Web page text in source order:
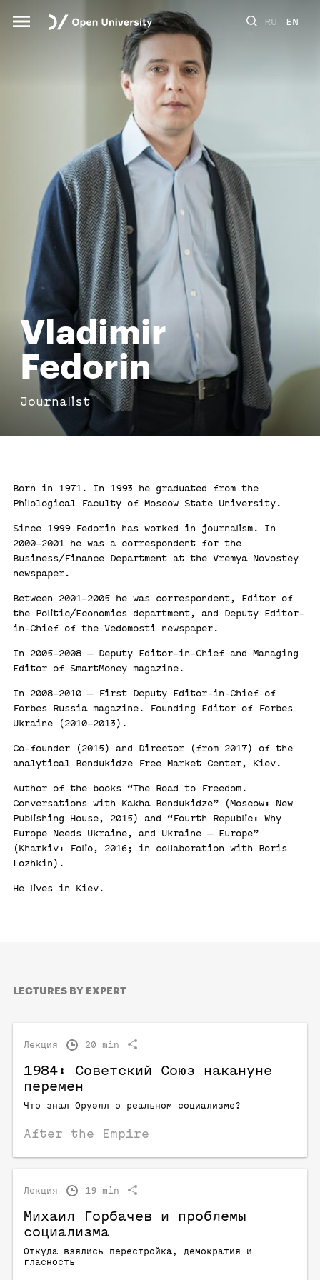
RU EN
Vladimir
Fedorin
Journalist
Born in 1971. In 1993 he graduated from the
Philological Faculty of Moscow State University.
Since 1999 Fedorin has worked in journalism. In
2000–2001 he was a correspondent for the
Business/Finance Department at the Vremya Novostey
newspaper.
Between 2001–2005 he was correspondent, Editor of
the Politic/Economics department, and Deputy Editor-
in-Chief of the Vedomosti newspaper.
In 2005–2008 — Deputy Editor-in-Chief and Managing
Editor of SmartMoney magazine.
In 2008–2010 — First Deputy Editor-in-Chief of
Forbes Russia magazine. Founding Editor of Forbes
Ukraine (2010–2013).
Co-founder (2015) and Director (from 2017) of the
analytical Bendukidze Free Market Center, Kiev.
Author of the books “The Road to Freedom.
Conversations with Kakha Bendukidze” (Moscow: New
Publishing House, 2015) and “Fourth Republic: Why
Europe Needs Ukraine, and Ukraine — Europe”
(Kharkiv: Folio, 2016; in collaboration with Boris
Lozhkin).
He lives in Kiev.
LECTURES BY EXPERT
Лекция 20 min
1984: Советский Союз накануне
перемен
Что знал Оруэлл о реальном социализме?
After the Empire
Лекция 19 min
Михаил Горбачев и проблемы
социализма
Откуда взялись перестройка, демократия и
гласность